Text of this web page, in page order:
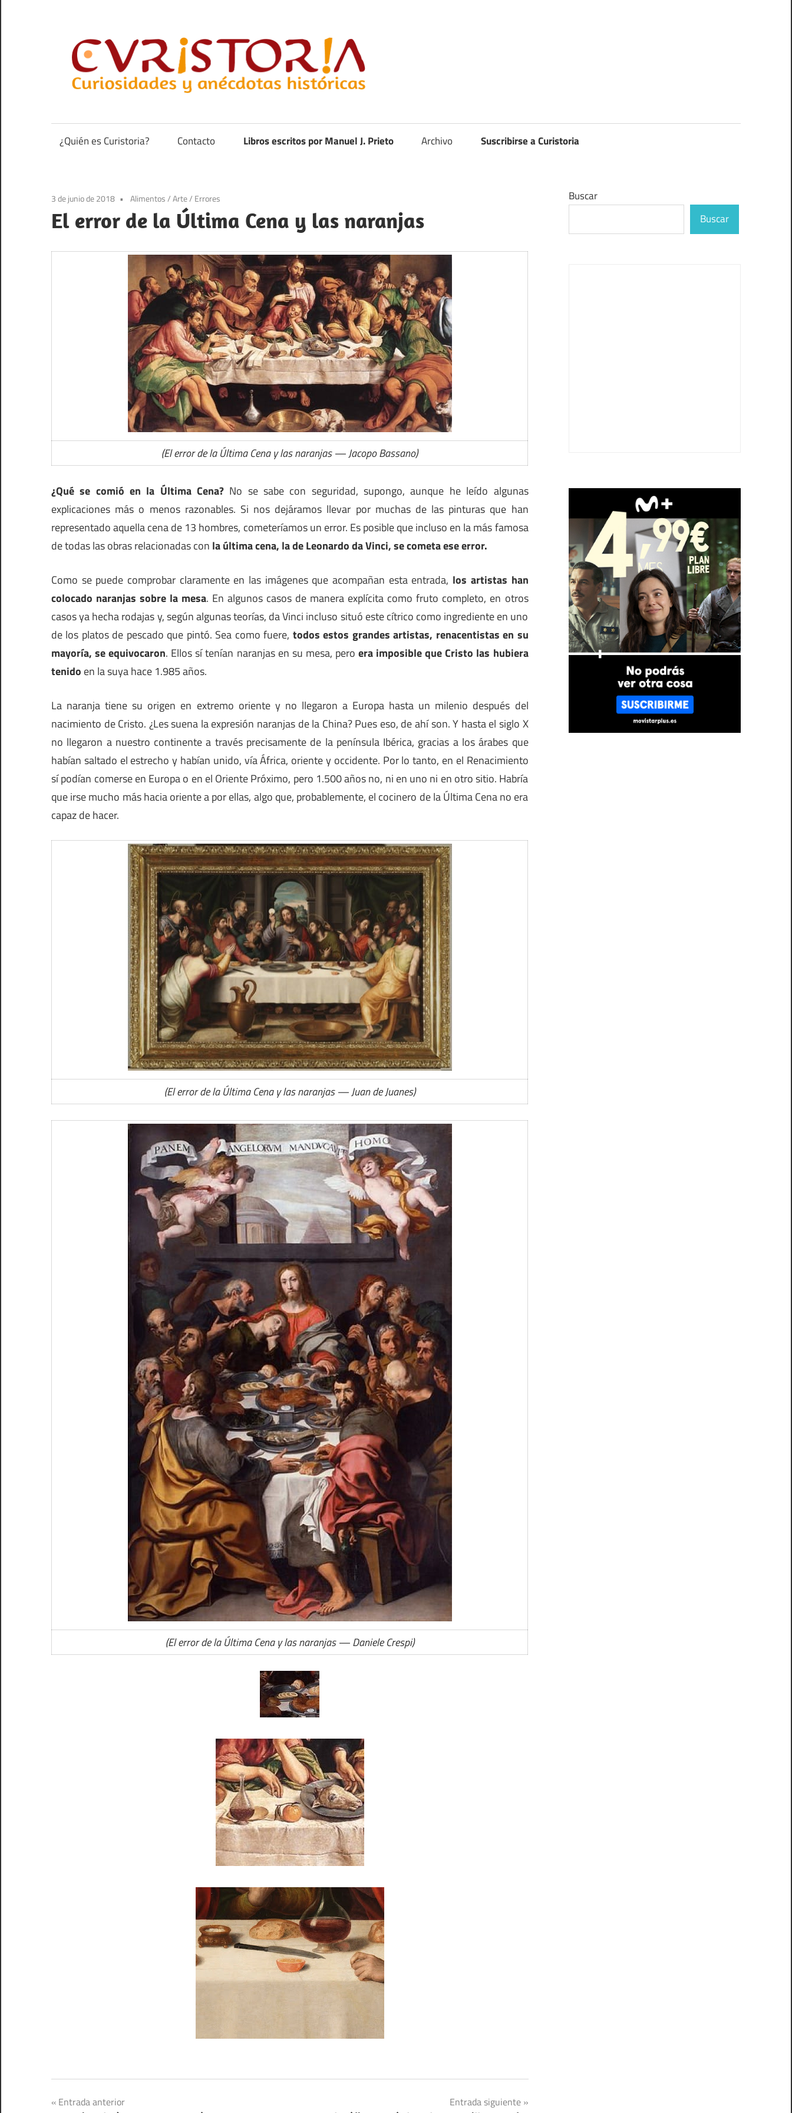
contenido
anécdotas
de
¿Quién es Curistoria? Contacto Libros escritos por Manuel J. Prieto Archivo Suscribirse a Curistoria
3 de junio de 2018 Alimentos/Arte/ Errores
El error de la Última Cena y las naranjas
(El error de la Última Cena y las naranjas — Jacopo Bassano)
¿Qué se comió en la Última Cena? No se sabe con seguridad, supongo, aunque he leído algunas
explicaciones más o menos razonables. Si nos dejáramos llevar por muchas de las pinturas que han
representado aquella cena de 13 hombres, cometeríamos un error. Es posible que incluso en la más famosa
de todas las obras relacionadas con la última cena, la de Leonardo da Vinci, se cometa ese error.
Como se puede comprobar claramente en las imágenes que acompañan esta entrada, los artistas han
colocado naranjas sobre la mesa. En algunos casos de manera explícita como fruto completo, en otros
casos ya hecha rodajas y, según algunas teorías, da Vinci incluso situó este cítrico como ingrediente en uno
de los platos de pescado que pintó. Sea como fuere, todos estos grandes artistas, renacentistas en su
mayoría, se equivocaron. Ellos sí tenían naranjas en su mesa, peroera imposible que Cristo las hubiera
tenido en la suya hace 1.985 años.
La naranja tiene su origen en extremo oriente y no llegaron a Europa hasta un milenio después del
nacimiento de Cristo. ¿Les suena la expresión naranjas de la China? Pues eso, de ahí son. Y hasta el siglo X
no llegaron a nuestro continente a través precisamente de la península Ibérica, gracias a los árabes que
habían saltado el estrecho y habían unido, vía África, oriente y occidente. Por lo tanto, en el Renacimiento
sí podían comerse en Europa o en el Oriente Próximo, pero 1.500 años no, ni en uno ni en otro sitio. Habría
que irse mucho más hacia oriente a por ellas, algo que, probablemente, el cocinero de la Última Cena no era
capaz de hacer.
(El error de la Última Cena y las naranjas — Juan de Juanes)
(El error de la Última Cena y las naranjas — Daniele Crespi)
Navegación
Entrada anterior Entrada siguiente
Buscar
Buscar